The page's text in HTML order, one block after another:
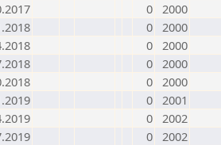
0 2000
0 2000
0 2000
0 2000
0 2000
0 2001
0 2002
0 2002